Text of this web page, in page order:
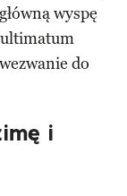
wyspę
ultimatum
do
i